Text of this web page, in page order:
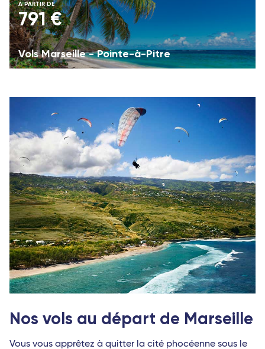
Vols Marseille - Pointe-à-Pitre
À PARTIR DE
791 €
Nos vols au départ de Marseille
Vous vous apprêtez à quitter la cité phocéenne sous le